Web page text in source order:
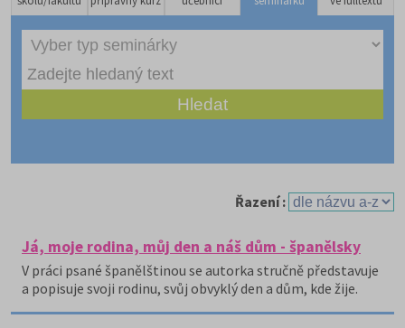
Řazení :
Já, moje rodina, můj den a náš dům - španělsky
V práci psané španělštinou se autorka stručně představuje
a popisuje svoji rodinu, svůj obvyklý den a dům, kde žije.